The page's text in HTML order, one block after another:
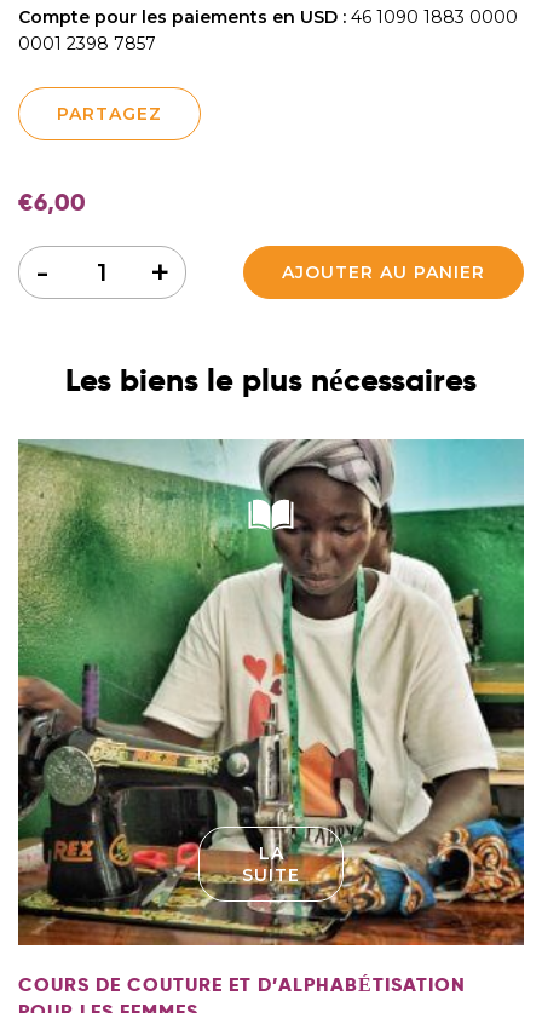
Compte pour les paiements en USD : 46 1090 1883 0000
0001 2398 7857
PARTAGEZ
€6,00
Quantité +
- AJOUTER AU PANIER
Les biens le plus nécessaires
LA
SUITE
COURS DE COUTURE ET D’ALPHABÉTISATION